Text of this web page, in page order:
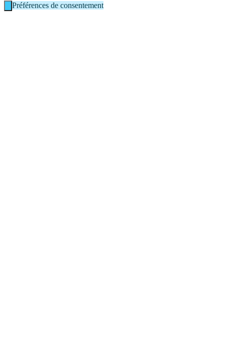
Préférences de consentement